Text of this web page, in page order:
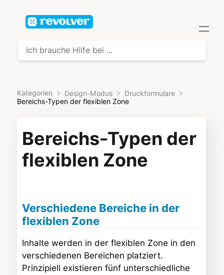
Kategorien ​Design-Modus
​Druckformulare
Bereichs-Typen der flexiblen Zone
Bereichs-Typen der
flexiblen Zone
Verschiedene Bereiche in der
flexiblen Zone
Inhalte werden in der flexiblen Zone in den
verschiedenen Bereichen platziert.
Prinzipiell existieren fünf unterschiedliche